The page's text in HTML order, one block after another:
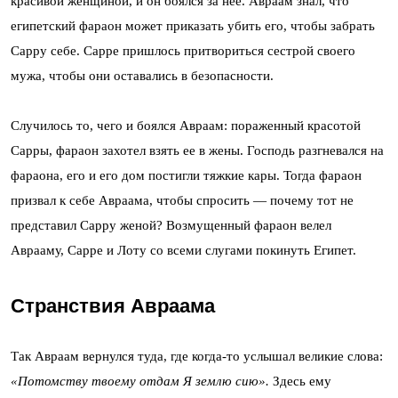
египетский фараон может приказать убить его, чтобы забрать
Сарру себе. Сарре пришлось притвориться сестрой своего
мужа, чтобы они оставались в безопасности.
Случилось то, чего и боялся Авраам: пораженный красотой
Сарры, фараон захотел взять ее в жены. Господь разгневался на
фараона, его и его дом постигли тяжкие кары. Тогда фараон
призвал к себе Авраама, чтобы спросить — почему тот не
представил Сарру женой? Возмущенный фараон велел
Аврааму, Сарре и Лоту со всеми слугами покинуть Египет.
Странствия Авраама
Так Авраам вернулся туда, где когда-то услышал великие слова:
«Потомству твоему отдам Я землю сию». Здесь ему